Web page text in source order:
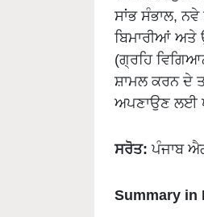
ਬਿਮਾਰੀਆਂ ਅਤੇ
(ਗ੍ਰਹਿ
ਸ਼ਾਮਲ ਕਰਨ ਦੇ
ਅਪਣਾਉਣ ਲਈ